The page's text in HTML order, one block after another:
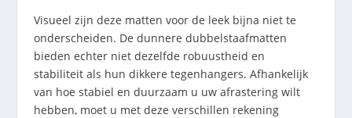
Visueel zijn deze matten voor de leek bijna niet te
onderscheiden. De dunnere dubbelstaafmatten
bieden echter niet dezelfde robuustheid en
stabiliteit als hun dikkere tegenhangers. Afhankelijk
van hoe stabiel en duurzaam u uw afrastering wilt
hebben, moet u met deze verschillen rekening